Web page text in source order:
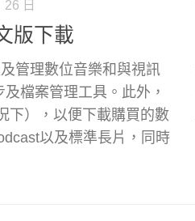
26 日
版下載
管理數位音樂和與視訊
檔案管理工具。此外，
下），以便下載購買的數
以及標準長片，同時